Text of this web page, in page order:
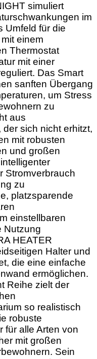
simuliert
im
Umfeld für die
einem
Thermostat
mit einer
Das Smart
sanften Übergang
um Stress
zu
aus
sich nicht erhitzt,
mit robusten
und großen
Stromverbrauch
zu
platzsparende
einstellbaren
Nutzung
HEATER
Halter und
die eine einfache
ermöglichen.
Reihe zielt der
so realistisch
robuste
für alle Arten von
mit großen
Sein